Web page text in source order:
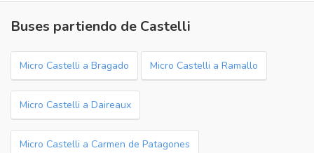
Buses partiendo de Castelli
Micro Castelli a Bragado Micro Castelli a Ramallo
Micro Castelli a Daireaux
Micro Castelli a Carmen de Patagones